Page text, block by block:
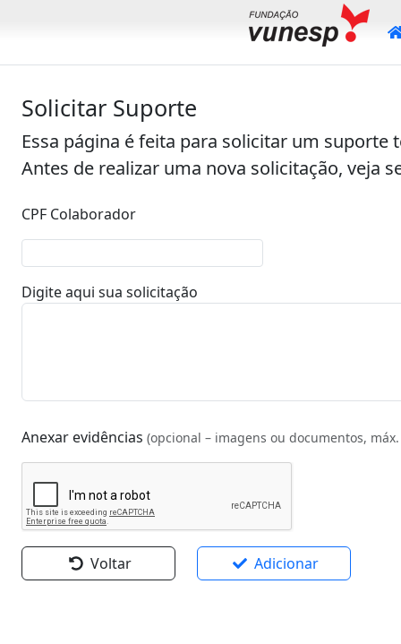
Solicitar Suporte
Essa página é feita para solicitar um suporte
Antes de realizar uma nova solicitação, veja
CPF Colaborador
Digite aqui sua solicitação
Anexar evidências (opcional – imagens ou documentos,
Voltar Adicionar